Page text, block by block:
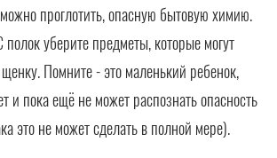
проглотить, опасную бытовую химию.
полок уберите предметы, которые могут
Помните - это маленький ребенок,
и пока ещё не может распознать опасность
это не может сделать в полной мере).